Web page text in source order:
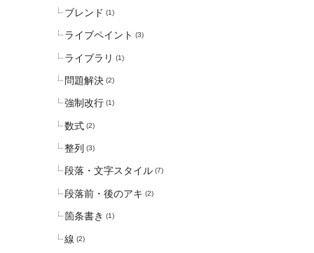
ブレンド (1)
ライブペイント (3)
ライブラリ (1)
問題解決 (2)
強制改行 (1)
数式 (2)
整列 (3)
段落・文字スタイル (7)
段落前・後のアキ (2)
箇条書き (1)
線 (2)